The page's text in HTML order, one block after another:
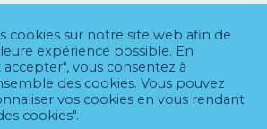
cookies sur notre site web afin de
expérience possible. En
vous consentez à
des cookies. Vous pouvez
vos cookies en vous rendant
cookies".